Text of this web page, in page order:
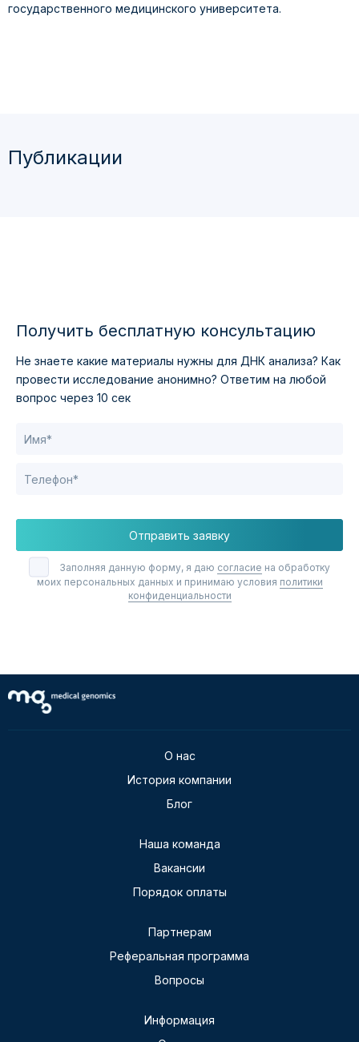
государственного медицинского университета.
Публикации
Получить бесплатную консультацию
Не знаете какие материалы нужны для ДНК анализа? Как
провести исследование анонимно? Ответим на любой
вопрос через 10 сек
Отправить заявку
Заполняя данную форму, я даю согласие на обработку
моих персональных данных и принимаю условия политики
конфиденциальности
О нас
История компании
Блог
Наша команда
Вакансии
Порядок оплаты
Партнерам
Реферальная программа
Вопросы
Информация